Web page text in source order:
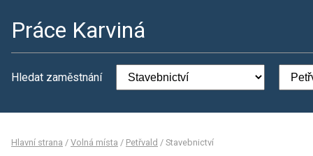
Práce Karviná
Hledat zaměstnání
Hlavní strana / Volná místa / Petřvald / Stavebnictví